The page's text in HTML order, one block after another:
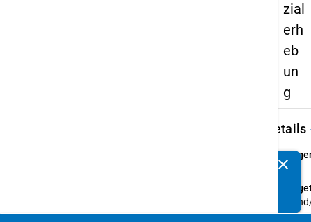
zial
erh
eb
un
g
Details
56
Ihre
clear